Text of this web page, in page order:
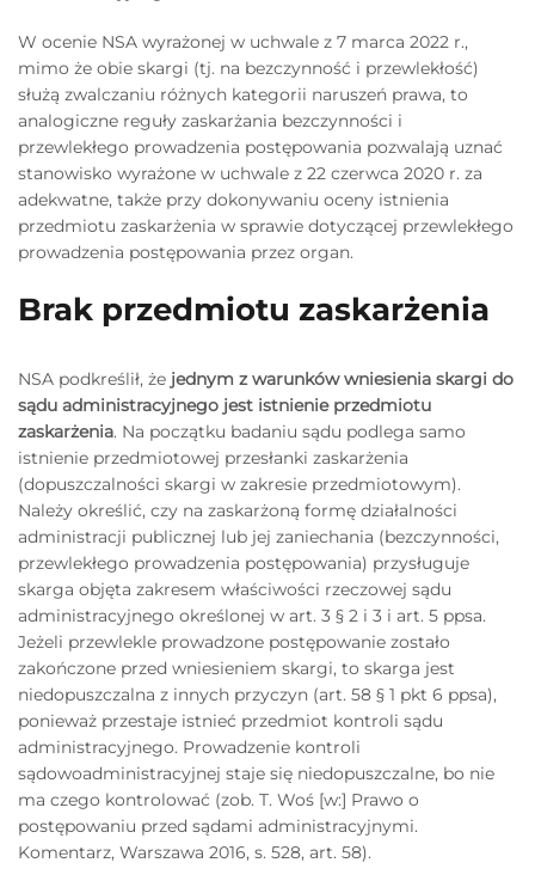
W ocenie NSA wyrażonej w uchwale z 7 marca 2022 r.,
mimo że obie skargi (tj. na bezczynność i przewlekłość)
służą zwalczaniu różnych kategorii naruszeń prawa, to
analogiczne reguły zaskarżania bezczynności i
przewlekłego prowadzenia postępowania pozwalają uznać
stanowisko wyrażone w uchwale z 22 czerwca 2020 r. za
adekwatne, także przy dokonywaniu oceny istnienia
przedmiotu zaskarżenia w sprawie dotyczącej przewlekłego
prowadzenia postępowania przez organ.
Brak przedmiotu zaskarżenia
NSA podkreślił, że jednym z warunków wniesienia skargi do
sądu administracyjnego jest istnienie przedmiotu
zaskarżenia. Na początku badaniu sądu podlega samo
istnienie przedmiotowej przesłanki zaskarżenia
(dopuszczalności skargi w zakresie przedmiotowym).
Należy określić, czy na zaskarżoną formę działalności
administracji publicznej lub jej zaniechania (bezczynności,
przewlekłego prowadzenia postępowania) przysługuje
skarga objęta zakresem właściwości rzeczowej sądu
administracyjnego określonej w art. 3 § 2 i 3 i art. 5 ppsa.
Jeżeli przewlekle prowadzone postępowanie zostało
zakończone przed wniesieniem skargi, to skarga jest
niedopuszczalna z innych przyczyn (art. 58 § 1 pkt 6 ppsa),
ponieważ przestaje istnieć przedmiot kontroli sądu
administracyjnego. Prowadzenie kontroli
sądowoadministracyjnej staje się niedopuszczalne, bo nie
ma czego kontrolować (zob. T. Woś [w:] Prawo o
postępowaniu przed sądami administracyjnymi.
Komentarz, Warszawa 2016, s. 528, art. 58).